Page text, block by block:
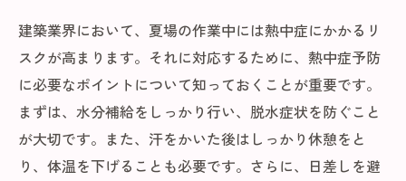
建築業界において、夏場の作業中には熱中症にかかるリ
スクが高まります。それに対応するために、熱中症予防
に必要なポイントについて知っておくことが重要です。
まずは、水分補給をしっかり行い、脱水症状を防ぐこと
が大切です。また、汗をかいた後はしっかり休憩をと
り、体温を下げることも必要です。さらに、日差しを避